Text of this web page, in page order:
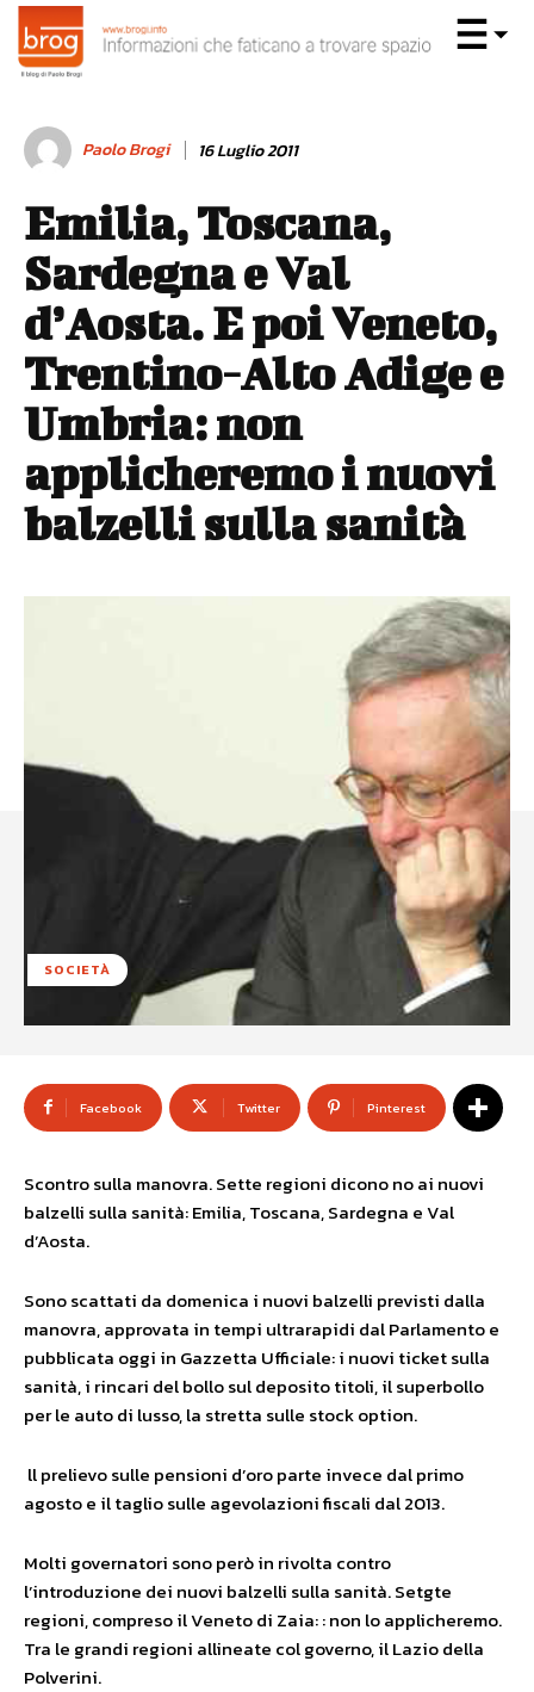
Paolo Brogi 16 Luglio 2011
Emilia, Toscana,
Sardegna e Val
d’Aosta. E poi Veneto,
Trentino-Alto Adige e
Umbria: non
applicheremo i nuovi
balzelli sulla sanità
SOCIETÀ
Facebook Twitter Pinterest
Scontro sulla manovra. Sette regioni dicono no ai nuovi
balzelli sulla sanità: Emilia, Toscana, Sardegna e Val
d’Aosta.
Sono scattati da domenica i nuovi balzelli previsti dalla
manovra, approvata in tempi ultrarapidi dal Parlamento e
pubblicata oggi in Gazzetta Ufficiale: i nuovi ticket sulla
sanità, i rincari del bollo sul deposito titoli, il superbollo
per le auto di lusso, la stretta sulle stock option.
ll prelievo sulle pensioni d’oro parte invece dal primo
agosto e il taglio sulle agevolazioni fiscali dal 2013.
Molti governatori sono però in rivolta contro
l’introduzione dei nuovi balzelli sulla sanità. Setgte
regioni, compreso il Veneto di Zaia: : non lo applicheremo.
Tra le grandi regioni allineate col governo, il Lazio della
Polverini.